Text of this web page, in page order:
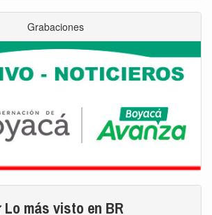
Grabaciones
Lo más visto en BR